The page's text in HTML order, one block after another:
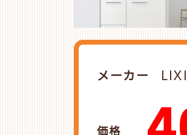
メーカー